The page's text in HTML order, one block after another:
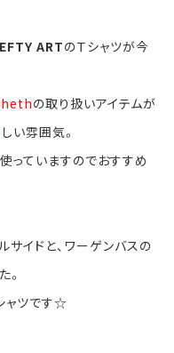
ARTのＴシャツが今
の取り扱いアイテムが
い雰囲気。
っていますのでおすすめ
サイドと、ワーゲンバスの
。
ャツです☆